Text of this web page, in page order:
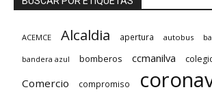
ACEMCE Alcaldia apertura autobus
bandera azul bomberos ccmanilva
Comercio compromiso